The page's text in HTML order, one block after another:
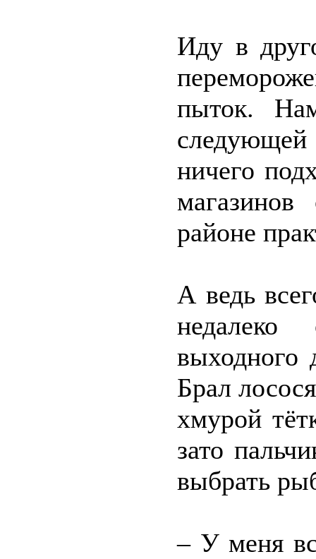
Иду в
пыток.
ничего
районе
А ведь
выходного
Брал
хмурой
зато
выбрать
– У меня